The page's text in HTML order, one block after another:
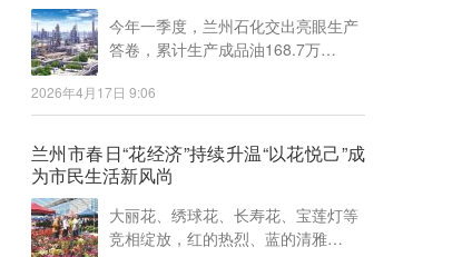
今年一季度，兰州石化交出亮眼生产
答卷，累计生产成品油168.7万…
2026年4月17日 9:06
兰州市春日“花经济”持续升温“以花悦己”成
为市民生活新风尚
大丽花、绣球花、长寿花、宝莲灯等
竞相绽放，红的热烈、蓝的清雅…